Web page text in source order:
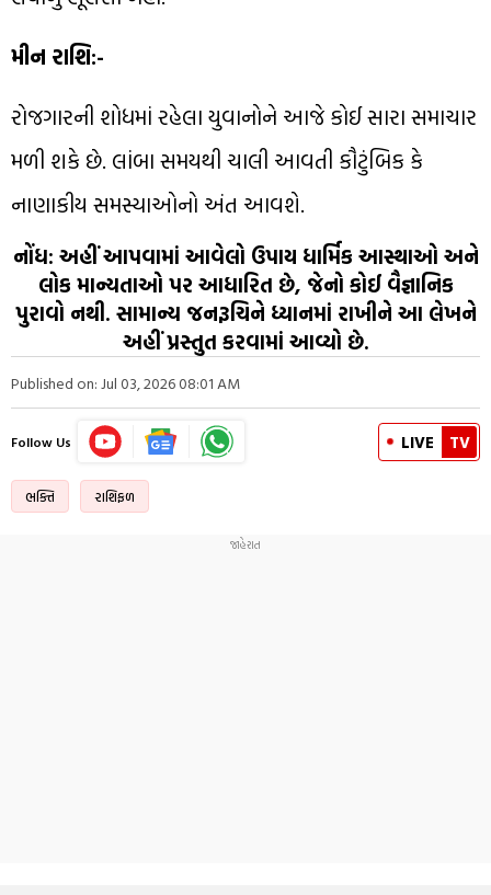
મીન રાશિ:-
રોજગારની શોધમાં રહેલા યુવાનોને આજે કોઈ સારા સમાચાર
મળી શકે છે. લાંબા સમયથી ચાલી આવતી કૌટુંબિક કે
નાણાકીય સમસ્યાઓનો અંત આવશે.
નોંધ: અહીં આપવામાં આવેલો ઉપાય ધાર્મિક આસ્થાઓ અને
લોક માન્યતાઓ પર આધારિત છે, જેનો કોઈ વૈજ્ઞાનિક
પુરાવો નથી. સામાન્ય જનરૂચિને ધ્યાનમાં રાખીને આ લેખને
અહીં પ્રસ્તુત કરવામાં આવ્યો છે.
Published on: Jul 03, 2026 08:01 AM
Follow Us LIVE TV
ભક્તિ રાશિફળ